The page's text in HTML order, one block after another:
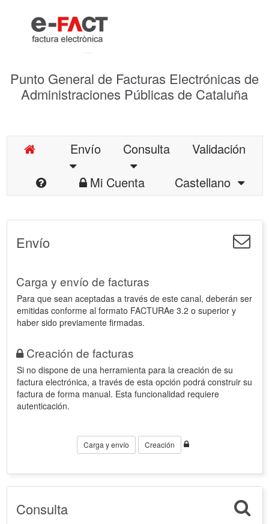
Punto General de Facturas Electrónicas de
Administraciones Públicas de Cataluña
Envío Consulta
Validación
Mi Cuenta
Castellano
Envío
Carga y envío de facturas
Para que sean aceptadas a través de este canal, deberán ser
emitidas conforme al formato FACTURAe 3.2 o superior y
haber sido previamente firmadas.
Creación de facturas
Si no dispone de una herramienta para la creación de su
factura electrónica, a través de esta opción podrá construir su
factura de forma manual. Esta funcionalidad requiere
autenticación.
Carga y envío Creación
Consulta